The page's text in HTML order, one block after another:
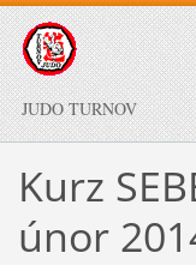
JUDO TURNOV
Kurz
únor